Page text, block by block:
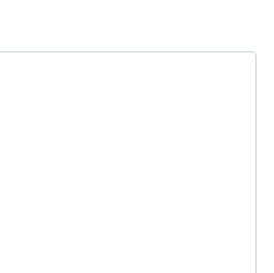
たの運気や波動の調整
とで、
な思考の手放し
験をしてみませんか？
る箇所にエネルギーチャージ